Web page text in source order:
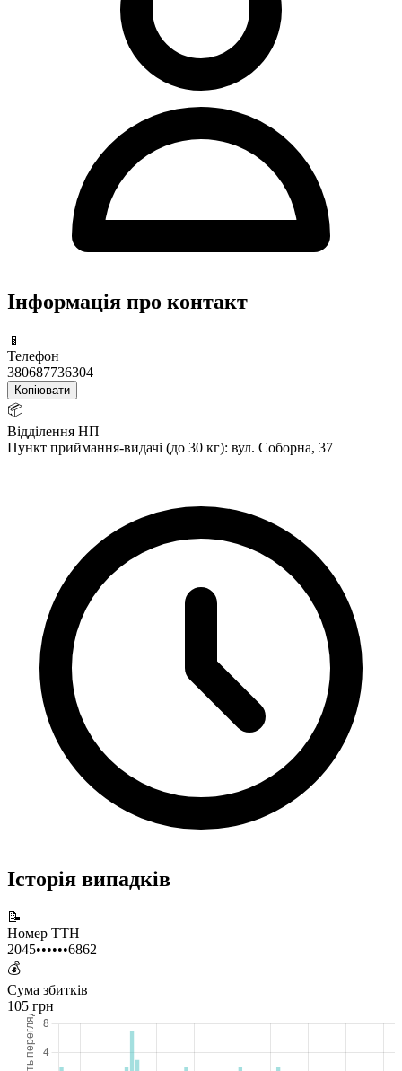
Інформація про контакт
📱
Телефон
380687736304
Копіювати
📦
Відділення НП
Пункт приймання-видачі (до 30 кг): вул. Соборна, 37
Історія випадків
📝
Номер ТТН
2045••••••6862
💰
Сума збитків
105 грн